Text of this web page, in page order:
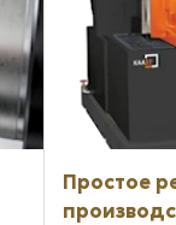
Простое